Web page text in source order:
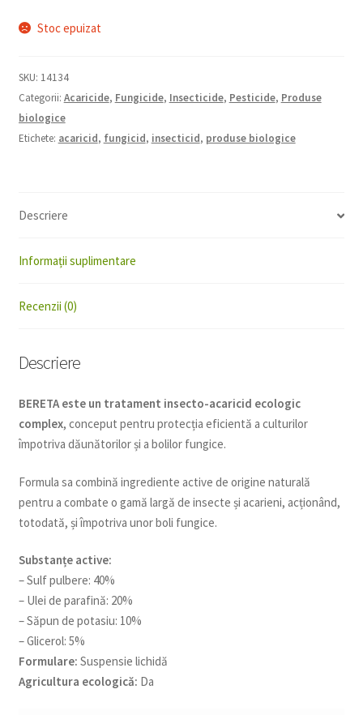
Stoc epuizat
SKU: 14134
Categorii: Acaricide, Fungicide, Insecticide, Pesticide, Produse
biologice
Etichete: acaricid, fungicid, insecticid, produse biologice
Descriere
Informații suplimentare
Recenzii (0)
Descriere
BERETA este un tratament insecto-acaricid ecologic
complex, conceput pentru protecția eficientă a culturilor
împotriva dăunătorilor și a bolilor fungice.
Formula sa combină ingrediente active de origine naturală
pentru a combate o gamă largă de insecte și acarieni, acționând,
totodată, și împotriva unor boli fungice.
Substanțe active:
– Sulf pulbere: 40%
– Ulei de parafină: 20%
– Săpun de potasiu: 10%
– Glicerol: 5%
Formulare: Suspensie lichidă
Agricultura ecologică: Da